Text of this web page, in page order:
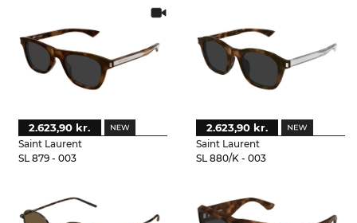
Saint Laurent
SL 879 - 003
2.623,90 kr.
Saint Laurent
SL 880/K - 003
2.623,90 kr.